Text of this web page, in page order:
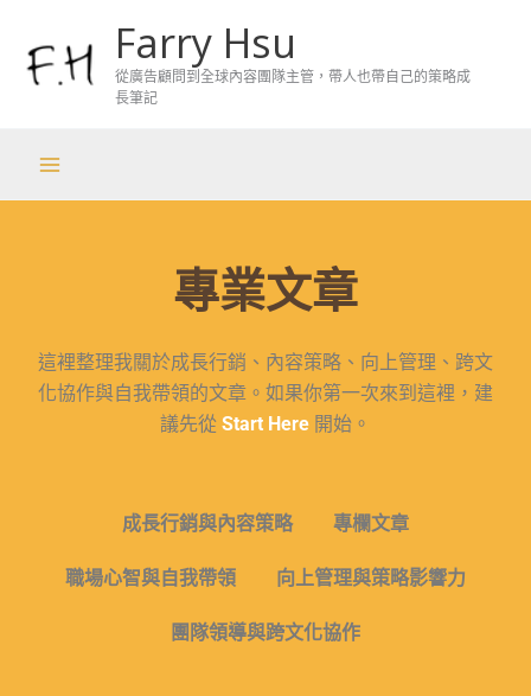
Farry Hsu
從廣告顧問到全球內容團隊主管，帶人也帶自己的策略成
長筆記
專業文章
這裡整理我關於成長行銷、內容策略、向上管理、跨文
化協作與自我帶領的文章。 如果你第一次來到這裡，建
議先從 Start Here 開始。
成長行銷與內容策略 專欄文章
職場心智與自我帶領 向上管理與策略影響力
團隊領導與跨文化協作